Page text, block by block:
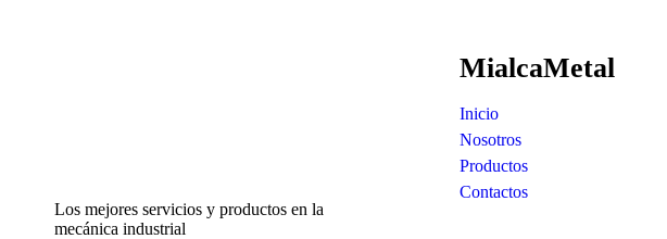
Los mejores servicios y productos en la
mecánica industrial
MialcaMetal
Inicio
Nosotros
Productos
Contactos